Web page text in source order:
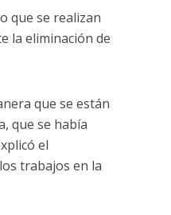
que se realizan
la eliminación de
que se están
que se había
el
trabajos en la